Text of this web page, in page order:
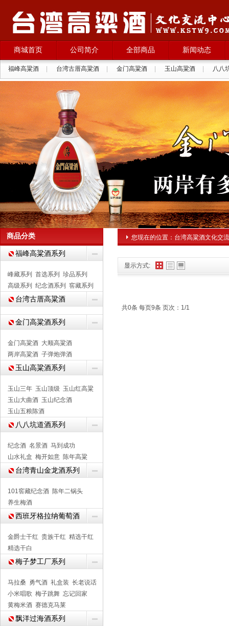
商城首页 公司简介 全部商品 新闻动态
福峰高粱酒 台湾古厝高粱酒 金门高粱酒 玉山高粱酒
八八
拉纳葡萄酒
|
商品分类
福峰高粱酒系列
峰藏系列 首选系列
珍品系列
高级系列
纪念酒系列 窖藏系列
台湾古厝高粱酒
金门高粱酒系列
金门高粱酒 大顺高粱酒
两岸高粱酒 子弹炮弹酒
玉山高粱酒系列
玉山三年 玉山顶级 玉山红高粱
玉山大曲酒 玉山纪念酒
玉山五粮陈酒
八八坑道酒系列
纪念酒 名景酒 马到成功
山水礼盒 梅开如意 陈年高粱
台湾青山金龙酒系列
101窖藏纪念酒 陈年二锅头
养生梅酒
西班牙格拉纳葡萄酒
金爵士干红 贵族干红 精选干红
精选干白
梅子梦工厂系列
马拉桑 勇气酒 礼盒装 长老说话
小米唱歌 梅子跳舞 忘记回家
黄梅米酒 赛德克马莱
飘洋过海酒系列
您现在的位置： 台湾高粱酒文化交
显示方式:
共0条 每页9条 页次：1/1